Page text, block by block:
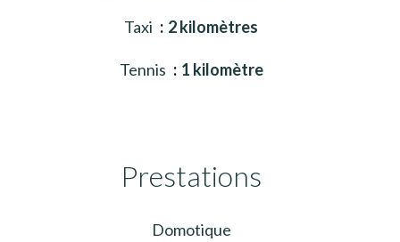
Taxi 2 kilomètres
Tennis 1 kilomètre
Prestations
Domotique